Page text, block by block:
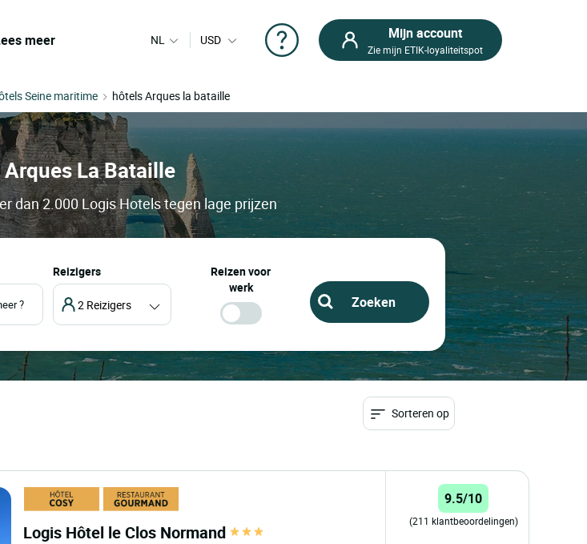
meer NL USD Mijn account
Zie mijn ETIK-loyaliteitspot
Seine maritime hôtels Arques la bataille
La Bataille
dan 2.000 Logis Hotels tegen lage prijzen
Reizigers
2 Reizigers
Reizen voor
werk
Sorteren op
Logis Hôtel le Clos Normand
9.5/10
(211 klantbeoordelingen)